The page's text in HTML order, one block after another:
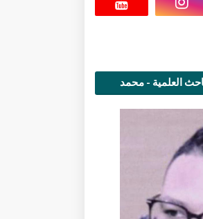
العلمية - محمد